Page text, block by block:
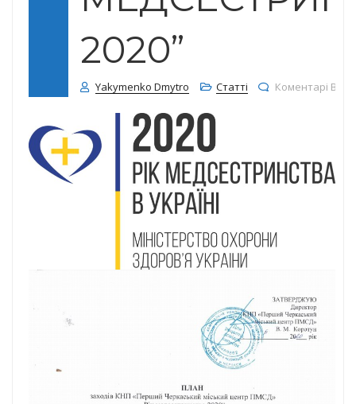
2020”
Yakymenko Dmytro Статті Коментарі